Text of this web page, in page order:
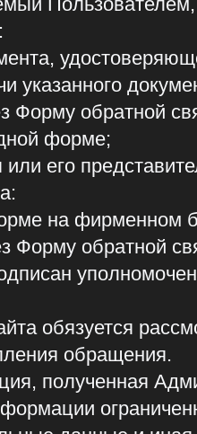
обращения.
полученная
ограниченного
данные и иная